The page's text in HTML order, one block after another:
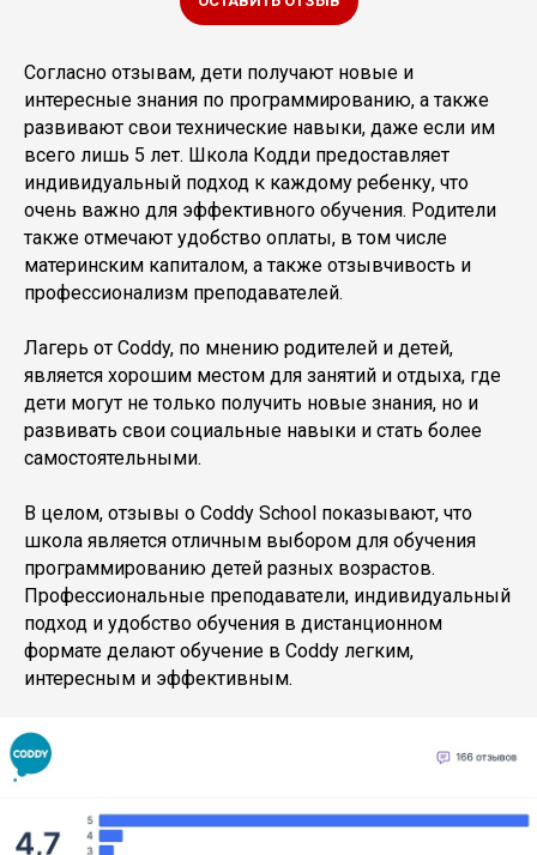
Согласно отзывам, дети получают новые и
интересные знания по программированию, а также
развивают свои технические навыки, даже если им
всего лишь 5 лет. Школа Кодди предоставляет
индивидуальный подход к каждому ребенку, что
очень важно для эффективного обучения. Родители
также отмечают удобство оплаты, в том числе
материнским капиталом, а также отзывчивость и
профессионализм преподавателей.
Лагерь от Coddy, по мнению родителей и детей,
является хорошим местом для занятий и отдыха, где
дети могут не только получить новые знания, но и
развивать свои социальные навыки и стать более
самостоятельными.
В целом, отзывы о Coddy School показывают, что
школа является отличным выбором для обучения
программированию детей разных возрастов.
Профессиональные преподаватели, индивидуальный
подход и удобство обучения в дистанционном
формате делают обучение в Coddy легким,
интересным и эффективным.